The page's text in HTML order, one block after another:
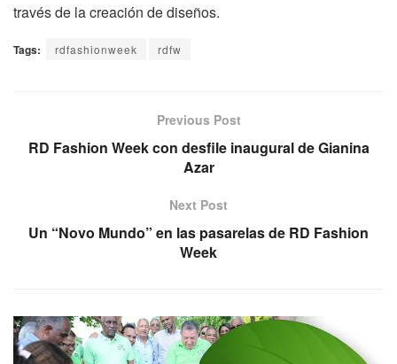
través de la creación de diseños.
Tags: rdfashionweek rdfw
Previous Post
RD Fashion Week con desfile inaugural de Gianina
Azar
Next Post
Un “Novo Mundo” en las pasarelas de RD Fashion
Week